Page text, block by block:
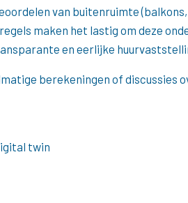
van buitenruimte
maken het lastig om deze
en eerlijke
berekeningen of discussies
twin